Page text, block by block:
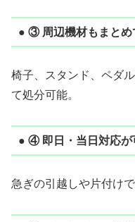
● ③ 周辺機材もまとめ
椅子、スタンド、ペダ
て処分可能。
● ④ 即日・当日対応が
急ぎの引越しや片付け